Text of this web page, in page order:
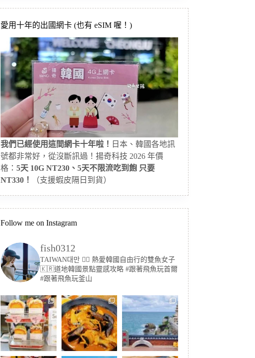
愛用十年的出國網卡 (也有 eSIM 喔！)
我們已經使用這間網卡十年啦！ 日本、韓國各地訊
號都非常好，從沒斷訊過！揚奇科技 2026 年價
格：5天 10G NT230、5天不限流吃到飽 只要
NT330！
（支援蝦皮隔日到貨）
Follow me on Instagram
fish0312
TAIWAN대만 🏳️‍🌈 熱愛韓國自由行的雙魚女子
🇰🇷道地韓國景點靈感攻略 #跟著飛魚玩首爾
#跟著飛魚玩釜山